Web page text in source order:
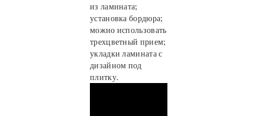
из ламината;
установка бордюра;
можно использовать
трехцветный прием;
укладки ламината с
дизайном под
плитку.